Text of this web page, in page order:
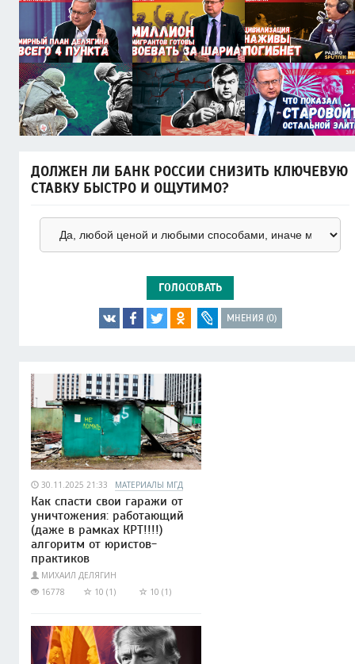
ДОЛЖЕН ЛИ БАНК РОССИИ СНИЗИТЬ КЛЮЧЕВУЮ
СТАВКУ БЫСТРО И ОЩУТИМО?
ГОЛОСОВАТЬ
МНЕНИЯ (0)
30.11.2025 21:33 МАТЕРИАЛЫ МГД
Как спасти свои гаражи от
уничтожения: работающий
(даже в рамках КРТ!!!!)
алгоритм от юристов-
практиков
МИХАИЛ ДЕЛЯГИН
16778
10 (1) 10 (1)